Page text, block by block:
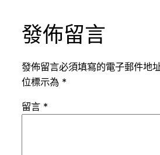
發佈留言
發佈留言必須填寫的電子郵件地
位標示為 *
留言 *